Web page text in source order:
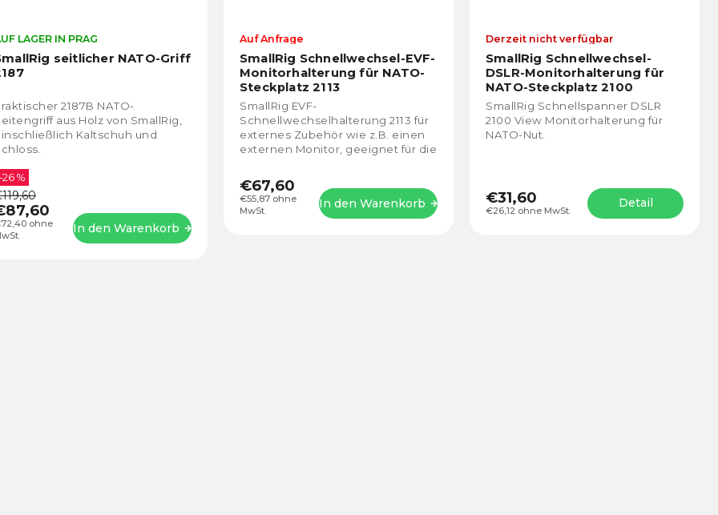
seitlicher NATO-Griff
LAGER IN PRAG
ohne
%
In den Warenkorb
2187B NATO-
aus Holz von SmallRig,
Kaltschuh und
SmallRig Schnellwechsel-EVF-
Monitorhalterung für NATO-
Steckplatz 2113
Auf Anfrage
€55,87 ohne
MwSt.
€67,60
In den Warenkorb
SmallRig EVF-
Schnellwechselhalterung 2113 für
externes Zubehör wie z.B. einen
externen Monitor, geeignet für die
Tragfähigkeit von 1,5 kg bis...
SmallRig Schnellwechsel-
DSLR-Monitorhalterung für
NATO-Steckplatz 2100
Derzeit nicht verfügbar
€26,12 ohne MwSt.
€31,60 Detail
SmallRig Schnellspanner DSLR
2100 View Monitorhalterung für
NATO-Nut.